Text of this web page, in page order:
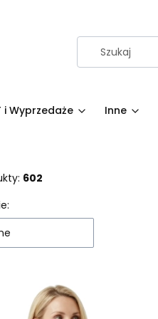
i Wyprzedaże Inne
602